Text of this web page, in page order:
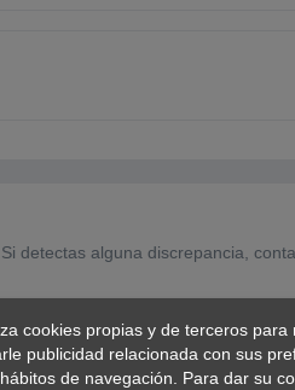
cookies propias y de terceros para
publicidad relacionada con sus
de navegación. Para dar su
detectas alguna discrepancia,